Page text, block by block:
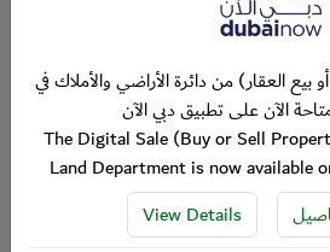
بيع العقار) من دائرة الأراضي والأملاك في
الآن على تطبيق دبي الآن
The Digital Sale (Buy or Sell
Land Department is now available
View Details